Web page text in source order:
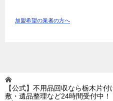
加盟希望の業者の方へ
【公式】不用品回収なら栃木片
敷・遺品整理など24時間受付中！